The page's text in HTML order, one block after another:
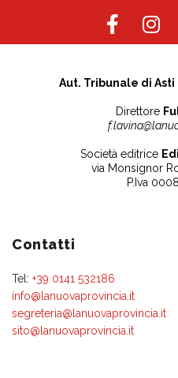
Aut. Tribunale di
Direttore
Società editrice
via Monsignor
P.Iva
Contatti
Tel: +39 0141 532186
info@lanuovaprovincia.it
segreteria@lanuovaprovincia.it
sito@lanuovaprovincia.it